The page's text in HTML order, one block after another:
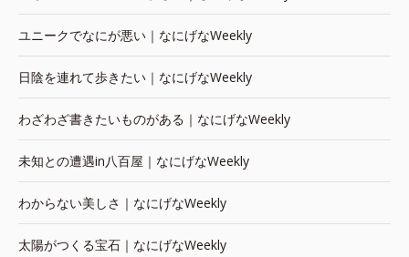
ユニークでなにが悪い｜なにげなWeekly
日陰を連れて歩きたい｜なにげなWeekly
わざわざ書きたいものがある｜なにげなWeekly
未知との遭遇in八百屋｜なにげなWeekly
わからない美しさ｜なにげなWeekly
太陽がつくる宝石｜なにげなWeekly